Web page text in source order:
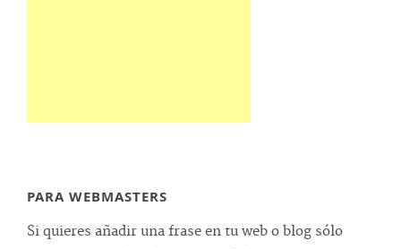
PARA WEBMASTERS
Si quieres añadir una frase en tu web o blog sólo